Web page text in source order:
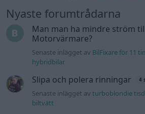
Nyaste forumtrådarna
Man man ha mindre ström
Motorvärmare?
Senaste inlägget av BilFixare för 11
hybridbilar
Slipa och polera rinningar 4
Senaste inlägget avturboblondie
biltvätt